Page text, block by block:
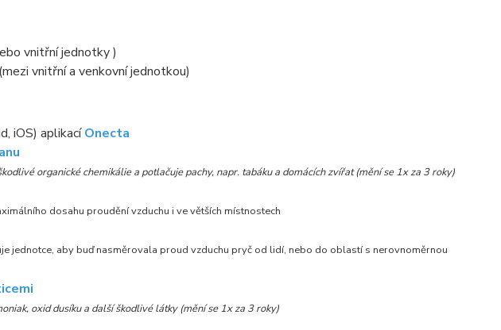
vnitřní jednotky )
(mezi vnitřní a venkovní jednotkou)
iOS) aplikacíOnecta
organické chemikálie a potlačuje pachy, napr. tabáku a domácích zvířat (mění se 1x za 3 roky)
dosahu proudění vzduchu i ve větších místnostech
jednotce, aby buď nasměrovala proud vzduchu pryč od lidí, nebo do oblastí s nerovnoměrnou
oxid dusíku a další škodlivé látky (mění se 1x za 3 roky)